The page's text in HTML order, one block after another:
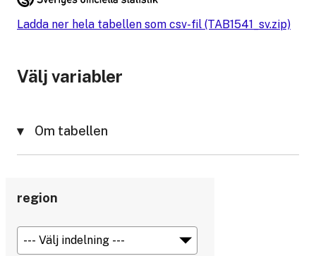
Ladda ner hela tabellen som csv-fil (TAB1541_sv.zip)
Välj variabler
Om tabellen
region